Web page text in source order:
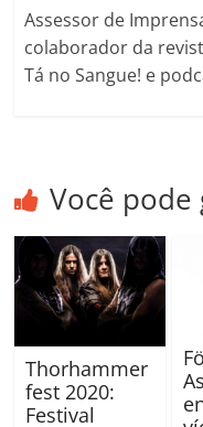
Assessor de
colaborador da
Tá no Sangue! e
Você
Thorhammer
fest 2020:
Festival